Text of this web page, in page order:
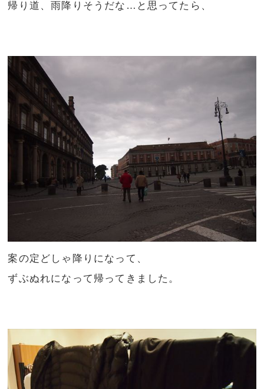
帰り道、雨降りそうだな…と思ってたら、
案の定どしゃ降りになって、
ずぶぬれになって帰ってきました。